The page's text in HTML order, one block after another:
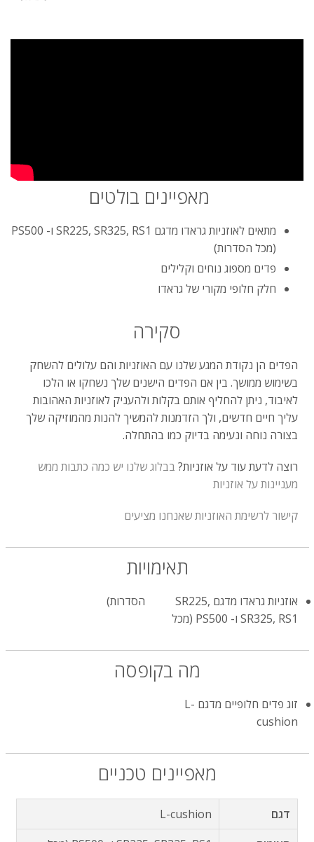
מאפיינים בולטים
מתאים לאוזניות גראדו מדגם SR225, SR325, RS1 ו- PS500
(מכל הסדרות)
פדים מספוג נוחים וקלילים
חלק חלופי מקורי של גראדו
סקירה
הפדים הן נקודת המגע שלנו עם האוזניות והם עלולים להשחק
בשימוש ממושך. בין אם הפדים הישנים שלך נשחקו או הלכו
לאיבוד, ניתן להחליף אותם בקלות ולהעניק לאוזניות האהובות
עליך חיים חדשים, ולך הזדמנות להמשיך להנות מהמוזיקה שלך
בצורה נוחה ונעימה בדיוק כמו בהתחלה.
רוצה לדעת עוד על אוזניות? בבלוג שלנו יש כמה כתבות ממש
מעניינות על אוזניות
קישור לרשימת האוזניות שאנחנו מציעים
תאימויות
אוזניות גראדו מדגם SR225,
SR325, RS1 ו- PS500 (מכל
הסדרות)
מה בקופסה
זוג פדים חלופיים מדגם L-
cushion
מאפיינים טכניים
דגם
L-cushion